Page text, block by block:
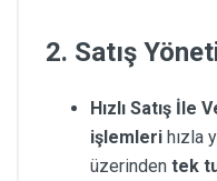
2. Satış
Hızlı Satış İle
işlemleri hızla
üzerinden tek